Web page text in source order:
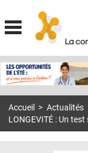
La
MON COMPTE
S'ABONNER À LA
Accueil > Actualités
LONGEVITÉ : Un